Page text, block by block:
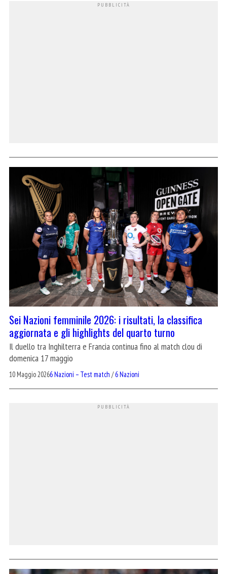
Sei Nazioni femminile 2026: i risultati, la classifica
aggiornata e gli highlights del quarto turno
Il duello tra Inghilterra e Francia continua fino al match clou di
domenica 17 maggio
10 Maggio 20266 Nazioni – Test match /6 Nazioni